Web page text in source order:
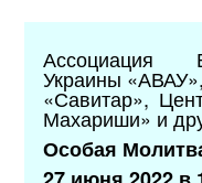
Ассоциация
Украины
«Савитар»,
Махариши» и
Особая